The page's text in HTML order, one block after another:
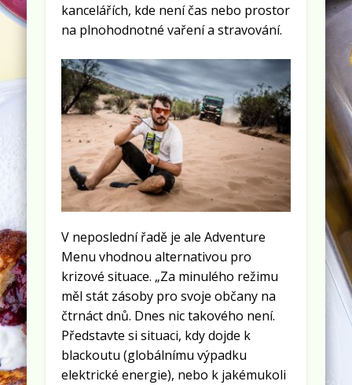
kancelářích, kde není čas nebo prostor
na plnohodnotné vaření a stravování.
V neposlední řadě je ale Adventure
Menu vhodnou alternativou pro
krizové situace. „Za minulého režimu
měl stát zásoby pro svoje občany na
čtrnáct dnů. Dnes nic takového není.
Představte si situaci, kdy dojde k
blackoutu (globálnímu výpadku
elektrické energie), nebo k jakémukoli